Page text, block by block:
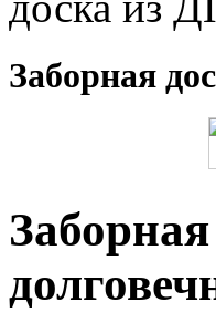
Заборная